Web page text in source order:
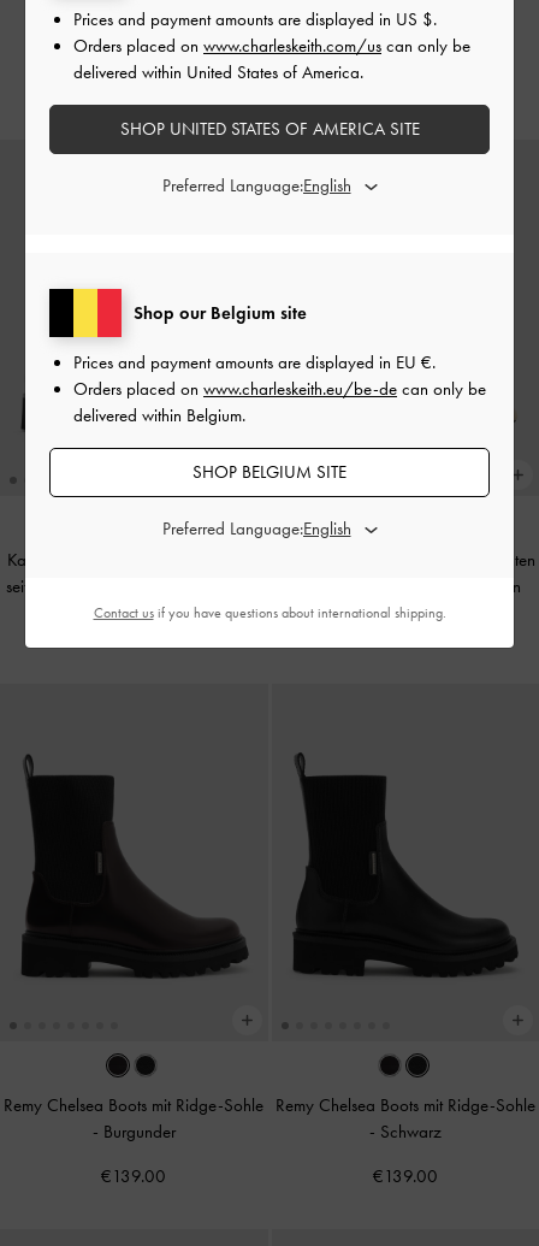
Schnalle-Black Box
€119.00
seitlichem Reißverschluss
Dunkelbraun
Kampfstiefel mit geriffelter Sohle und
seitlichem Reißverschluss
Stiefeletten mit Absatz und Ziernähten
Sandfarben
Remy Chelsea Boots mit Ridge-Sohle
- Burgunder
€139.00
Remy Chelsea Boots mit Ridge-Sohle
- Schwarz
€139.00
Shop our Belgium site
Prices and payment amounts are displayed in EU €.
Orders placed on www.charleskeith.eu/be-de can only be
delivered within Belgium.
SHOP BELGIUM SITE
Preferred Language:
Prices and payment amounts are displayed in US $.
Orders placed on www.charleskeith.com/us can only be
delivered within United States of America.
SHOP UNITED STATES OF AMERICA SITE
Preferred Language:
Contact usif you have questions about international shipping.